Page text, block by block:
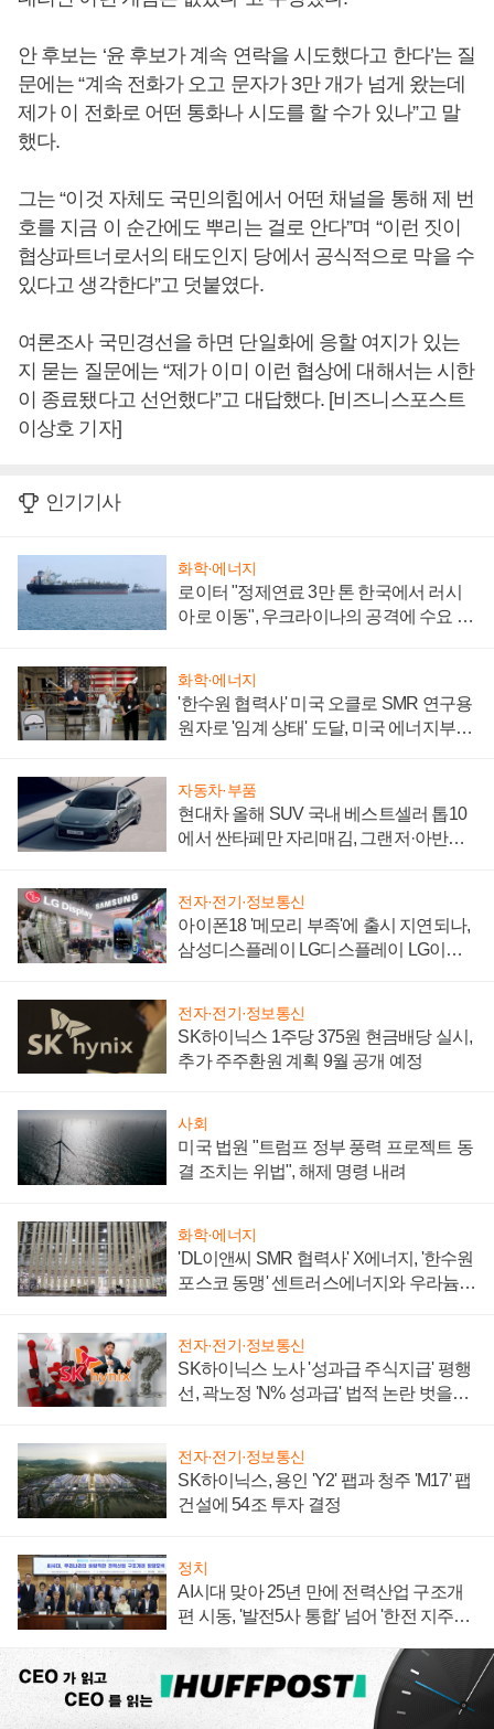
안 후보는 ‘윤 후보가 계속 연락을 시도했다고 한다’는 질
문에는 “계속 전화가 오고 문자가 3만 개가 넘게 왔는데
제가 이 전화로 어떤 통화나 시도를 할 수가 있나”고 말
했다.
그는 “이것 자체도 국민의힘에서 어떤 채널을 통해 제 번
호를 지금 이 순간에도 뿌리는 걸로 안다”며 “이런 짓이
협상파트너로서의 태도인지 당에서 공식적으로 막을 수
있다고 생각한다”고 덧붙였다.
여론조사 국민경선을 하면 단일화에 응할 여지가 있는
지 묻는 질문에는 “제가 이미 이런 협상에 대해서는 시한
이 종료됐다고 선언했다”고 대답했다. [비즈니스포스트
이상호 기자]
인기기사
화학·에너지
로이터 "정제연료 3만 톤 한국에서 러시
아로 이동", 우크라이나의 공격에 수요 늘
화학·에너지
'한수원 협력사' 미국 오클로 SMR 연구용
원자로 '임계 상태' 도달, 미국 에너지부
자동차·부품
현대차 올해 SUV 국내 베스트셀러 톱10
에서 싼타페만 자리매김, 그랜저·아반떼
전자·전기·정보통신
아이폰18 '메모리 부족'에 출시 지연되나,
삼성디스플레이 LG디스플레이 LG이노
전자·전기·정보통신
SK하이닉스 1주당 375원 현금배당 실시,
추가 주주환원 계획 9월 공개 예정
사회
미국 법원 "트럼프 정부 풍력 프로젝트 동
결 조치는 위법", 해제 명령 내려
화학·에너지
'DL이앤씨 SMR 협력사' X에너지, '한수원
포스코 동맹' 센트러스에너지와 우라늄
전자·전기·정보통신
SK하이닉스 노사 '성과급 주식지급' 평행
선, 곽노정 'N% 성과급' 법적 논란 벗을지
전자·전기·정보통신
SK하이닉스, 용인 'Y2' 팹과 청주 'M17' 팹
건설에 54조 투자 결정
정치
AI시대 맞아 25년 만에 전력산업 구조개
편 시동, '발전5사 통합' 넘어 '한전 지주사'